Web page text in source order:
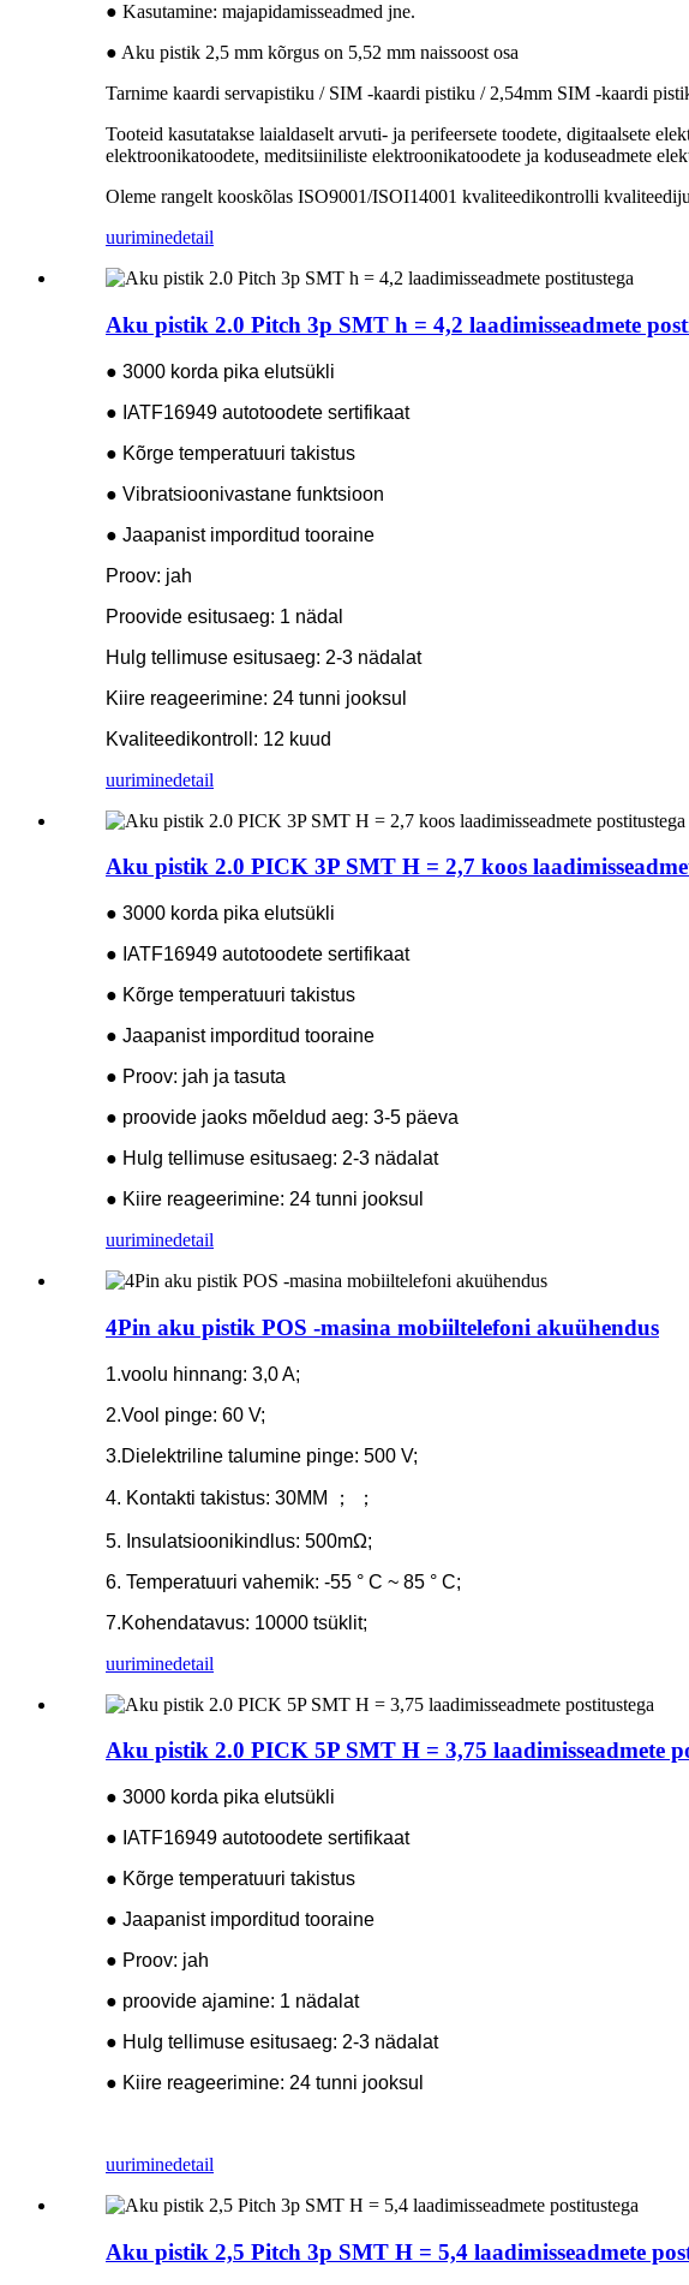
● Kasutamine: majapidamisseadmed jne.
● Aku pistik 2,5 mm kõrgus on 5,52 mm naissoost osa
Tarnime kaardi servapistiku / SIM -kaardi pistiku / 2,54mm SIM -kaardi
Tooteid kasutatakse laialdaselt arvuti- ja perifeersete toodete, digitaalsete
elektroonikatoodete, meditsiiniliste elektroonikatoodete ja koduseadmete
Oleme rangelt kooskõlas ISO9001/ISOI14001 kvaliteedikontrolli
uuriminedetail
Aku pistik 2.0 Pitch 3p SMT h = 4,2 laadimisseadmete
● 3000 korda pika elutsükli
● IATF16949 autotoodete sertifikaat
● Kõrge temperatuuri takistus
● Vibratsioonivastane funktsioon
● Jaapanist imporditud tooraine
Proov: jah
Proovide esitusaeg: 1 nädal
Hulg tellimuse esitusaeg: 2-3 nädalat
Kiire reageerimine: 24 tunni jooksul
Kvaliteedikontroll: 12 kuud
uuriminedetail
Aku pistik 2.0 PICK 3P SMT H = 2,7 koos
● 3000 korda pika elutsükli
● IATF16949 autotoodete sertifikaat
● Kõrge temperatuuri takistus
● Jaapanist imporditud tooraine
● Proov: jah ja tasuta
● proovide jaoks mõeldud aeg: 3-5 päeva
● Hulg tellimuse esitusaeg: 2-3 nädalat
● Kiire reageerimine: 24 tunni jooksul
uuriminedetail
4Pin aku pistik POS -masina mobiiltelefoni akuühendus
1.voolu hinnang: 3,0 A;
2.Vool pinge: 60 V;
3.Dielektriline talumine pinge: 500 V;
4. Kontakti takistus: 30MM ； ；
5. Insulatsioonikindlus: 500mΩ;
6. Temperatuuri vahemik: -55 ° C ~ 85 ° C;
7.Kohendatavus: 10000 tsüklit;
uuriminedetail
Aku pistik 2.0 PICK 5P SMT H = 3,75 laadimisseadmete
● 3000 korda pika elutsükli
● IATF16949 autotoodete sertifikaat
● Kõrge temperatuuri takistus
● Jaapanist imporditud tooraine
● Proov: jah
● proovide ajamine: 1 nädalat
● Hulg tellimuse esitusaeg: 2-3 nädalat
● Kiire reageerimine: 24 tunni jooksul
uuriminedetail
Aku pistik 2,5 Pitch 3p SMT H = 5,4 laadimisseadmete